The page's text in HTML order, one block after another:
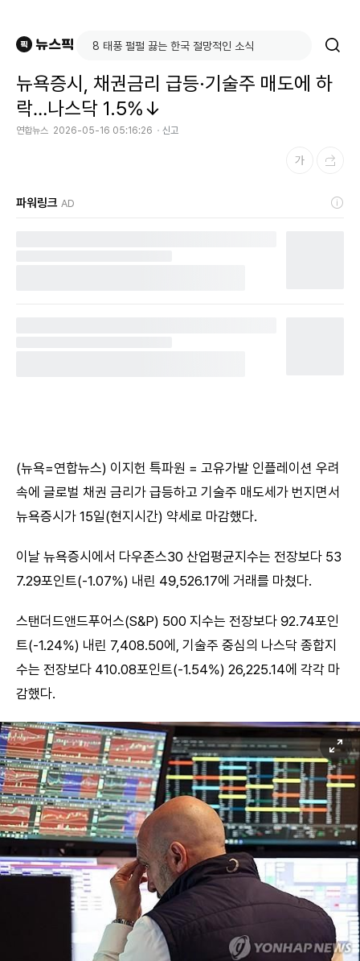
뉴욕증시, 채권금리 급등·기술주 매도에 하
락…나스닥 1.5%↓
연합뉴스 2026-05-16 05:16:26 신고
파워링크 AD
(뉴욕=연합뉴스) 이지헌 특파원 = 고유가발 인플레이션 우려
속에 글로벌 채권 금리가 급등하고 기술주 매도세가 번지면서
뉴욕증시가 15일(현지시간) 약세로 마감했다.
이날 뉴욕증시에서 다우존스30 산업평균지수는 전장보다 53
7.29포인트(-1.07%) 내린 49,526.17에 거래를 마쳤다.
스탠더드앤드푸어스(S&P) 500 지수는 전장보다 92.74포인
트(-1.24%) 내린 7,408.50에, 기술주 중심의 나스닥 종합지
수는 전장보다 410.08포인트(-1.54%) 26,225.14에 각각 마
감했다.